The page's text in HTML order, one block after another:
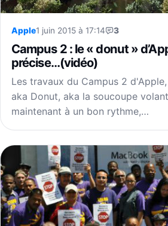
Apple1 juin 2015 à 17:14 3
Campus 2 : le « donut »
précise…(vidéo)
Les travaux du Campus 2
aka Donut, aka la soucoupe
maintenant à un bon rythme,…